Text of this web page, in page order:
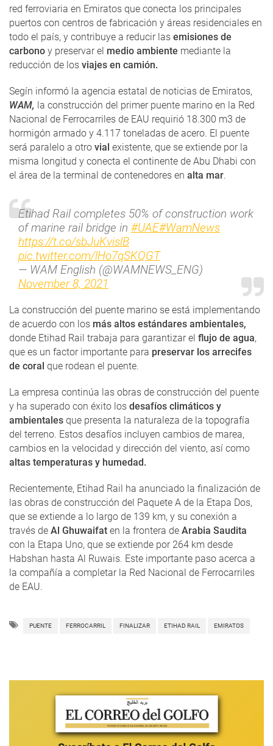
red ferroviaria en Emiratos que conecta los principales
puertos con centros de fabricación y áreas residenciales en
todo el país, y contribuye a reducir las emisiones de
carbono y preservar el medio ambiente mediante la
reducción de los viajes en camión.
Segín informó la agencia estatal de noticias de Emiratos,
WAM, la construcción del primer puente marino en la Red
Nacional de Ferrocarriles de EAU requirió 18.300 m3 de
hormigón armado y 4.117 toneladas de acero. El puente
será paralelo a otro vial existente, que se extiende por la
misma longitud y conecta el continente de Abu Dhabi con
el área de la terminal de contenedores en alta mar.
Etihad Rail completes 50% of construction work
of marine rail bridge in #UAE#WamNews
https://t.co/sbJuKvislB
pic.twitter.com/lHo7qSKQGT
— WAM English (@WAMNEWS_ENG)
November 8, 2021
La construcción del puente marino se está implementando
de acuerdo con los más altos estándares ambientales,
donde Etihad Rail trabaja para garantizar el flujo de agua,
que es un factor importante para preservar los arrecifes
de coral que rodean el puente.
La empresa continúa las obras de construcción del puente
y ha superado con éxito los desafíos climáticos y
ambientales que presenta la naturaleza de la topografía
del terreno. Estos desafíos incluyen cambios de marea,
cambios en la velocidad y dirección del viento, así como
altas temperaturas y humedad.
Recientemente, Etihad Rail ha anunciado la finalización de
las obras de construcción del Paquete A de la Etapa Dos,
que se extiende a lo largo de 139 km, y su conexión a
través de Al Ghuwaifat en la frontera de Arabia Saudita
con la Etapa Uno, que se extiende por 264 km desde
Habshan hasta Al Ruwais. Este importante paso acerca a
la compañía a completar la Red Nacional de Ferrocarriles
de EAU.
PUENTE FERROCARRIL FINALIZAR ETIHAD RAIL EMIRATOS